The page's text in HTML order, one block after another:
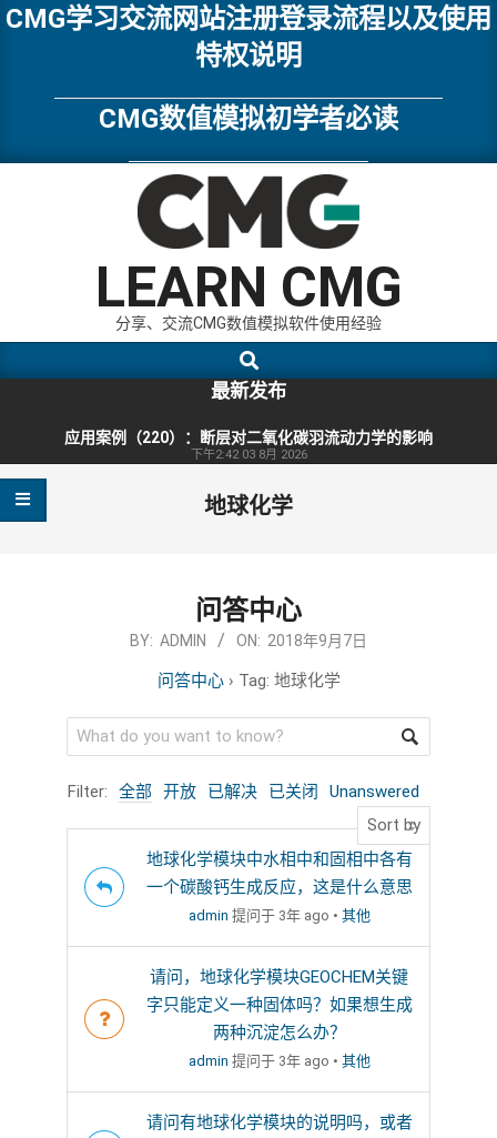
Skip
CMG学习交流网站注册登录流程以及使用
特权说明
CMG数值模拟初学者必读
LEARN CMG
分享、交流CMG数值模拟软件使用经验
Navigation
Search
最新发布
应用案例（220）：断层对二氧化碳羽流动力学的影响
下午2:42 03 8月 2026
地球化学
问答中心
BY: ADMIN ON: 2018年9月7日
问答中心› Tag: 地球化学
Filter: 全部 开放 已解决 已关闭 Unanswered
地球化学模块中水相中和固相中各有
一个碳酸钙生成反应，这是什么意思
admin 提问于 3年 ago • 其他
请问，地球化学模块GEOCHEM关键
字只能定义一种固体吗？如果想生成
两种沉淀怎么办？
admin 提问于 3年 ago • 其他
请问有地球化学模块的说明吗，或者